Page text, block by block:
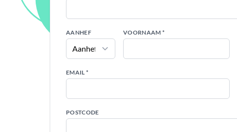
AANHEF VOORNAAM *
EMAIL *
POSTCODE